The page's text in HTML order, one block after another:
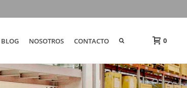
BLOG NOSOTROS CONTACTO 0